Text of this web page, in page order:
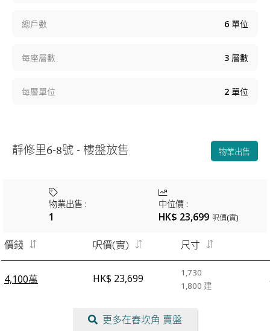
總戶數 6 單位
每座層數 3 層數
每層單位 2 單位
靜修里6-8號 - 樓盤放售 物業出售
物業出售 :
1
中位價:
HK$ 23,699 呎價(實)
價錢 呎價(實) 尺寸
4,100萬 HK$ 23,699
1,730
1,800 建
更多在舂坎角 賣盤